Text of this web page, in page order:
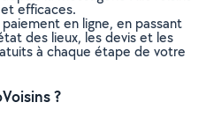
efficaces.
en ligne, en passant
des lieux, les devis et les
à chaque étape de votre
?